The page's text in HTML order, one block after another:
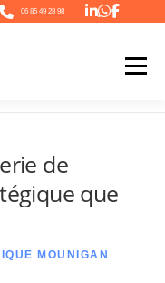
06 85 49 28 98
Menu
stratégique que jamais ?
de
que
MOUNIGAN